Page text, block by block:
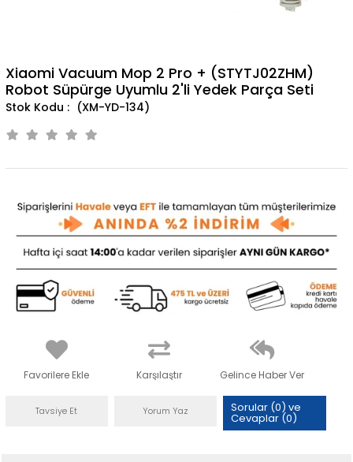
Xiaomi Vacuum Mop 2 Pro + (STYTJ02ZHM)
Robot Süpürge Uyumlu 2'li Yedek Parça Seti
(XM-YD-134)
Favorilere Ekle Karşılaştır Gelince Haber Ver
Tavsiye Et Yorum Yaz Sorular (0) ve
Cevaplar (0)